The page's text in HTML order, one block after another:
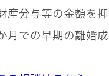
産分与等の金額を
月での早期の離婚成